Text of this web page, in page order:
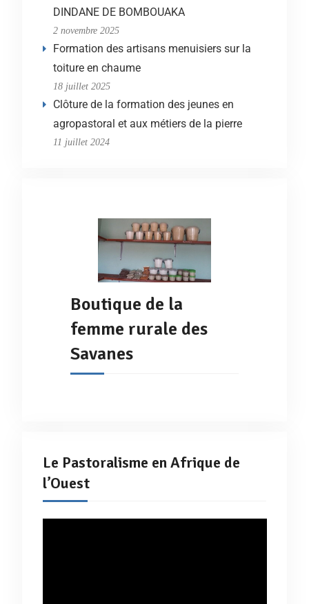
DINDANE DE BOMBOUAKA
2 novembre 2025
Formation des artisans menuisiers sur la
toiture en chaume
18 juillet 2025
Clôture de la formation des jeunes en
agropastoral et aux métiers de la pierre
11 juillet 2024
Boutique de la
femme rurale des
Savanes
Le Pastoralisme en Afrique de
l’Ouest